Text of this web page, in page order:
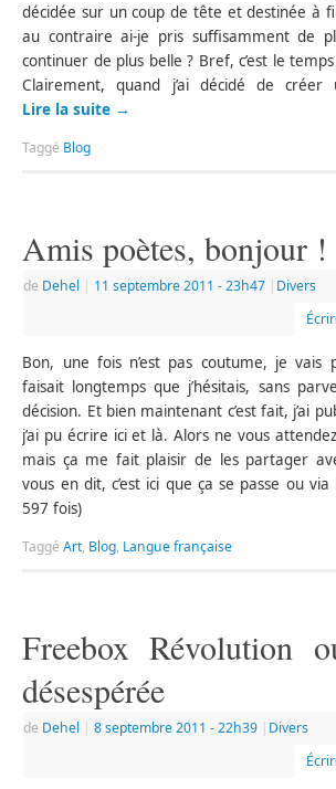
décidée sur un coup de tête et destinée à
au contraire ai-je pris suffisamment de
continuer de plus belle ? Bref, c’est le
Clairement, quand j’ai décidé de
Lire la suite →
Taggé Blog
Amis poètes, bonjour !
de Dehel | 11 septembre 2011 - 23h47 | Divers
Bon, une fois n’est pas coutume, je
faisait longtemps que j’hésitais, sans
décision. Et bien maintenant c’est fait, j’ai
j’ai pu écrire ici et là. Alors ne vous
mais ça me fait plaisir de les partager
vous en dit, c’est ici que ça se passe ou via
597 fois)
TaggéArt, Blog, Langue française
Freebox Révolution
désespérée
de Dehel | 8 septembre 2011 - 22h39 | Divers